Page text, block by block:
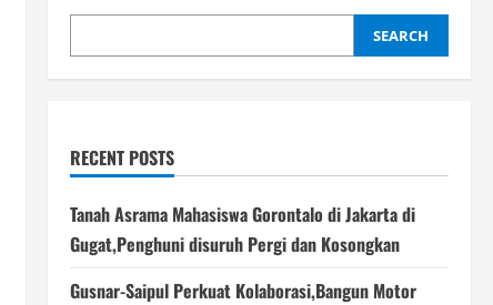
SEARCH
RECENT POSTS
Tanah Asrama Mahasiswa Gorontalo di Jakarta di
Gugat,Penghuni disuruh Pergi dan Kosongkan
Gusnar-Saipul Perkuat Kolaborasi,Bangun Motor